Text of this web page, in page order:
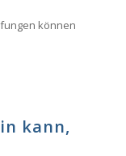
können
kann,